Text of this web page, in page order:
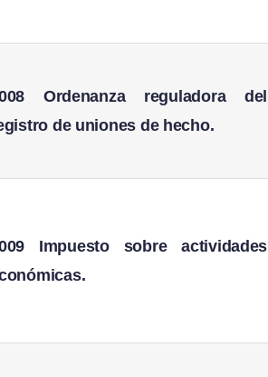
Ordenanza reguladora del
de uniones de hecho.
Impuesto sobre actividades